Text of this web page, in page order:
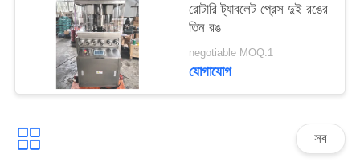
রোটারি ট্যাবলেট প্রেস দুই রঙের
তিন রঙ
negotiable MOQ:1
যোগাযোগ
সব